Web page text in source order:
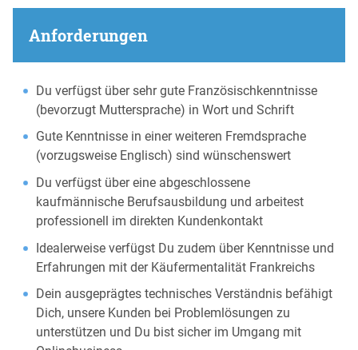
Anforderungen
Du verfügst über sehr gute Französischkenntnisse
(bevorzugt Muttersprache) in Wort und Schrift
Gute Kenntnisse in einer weiteren Fremdsprache
(vorzugsweise Englisch) sind wünschenswert
Du verfügst über eine abgeschlossene
kaufmännische Berufsausbildung und arbeitest
professionell im direkten Kundenkontakt
Idealerweise verfügst Du zudem über Kenntnisse und
Erfahrungen mit der Käufermentalität Frankreichs
Dein ausgeprägtes technisches Verständnis befähigt
Dich, unsere Kunden bei Problemlösungen zu
unterstützen und Du bist sicher im Umgang mit